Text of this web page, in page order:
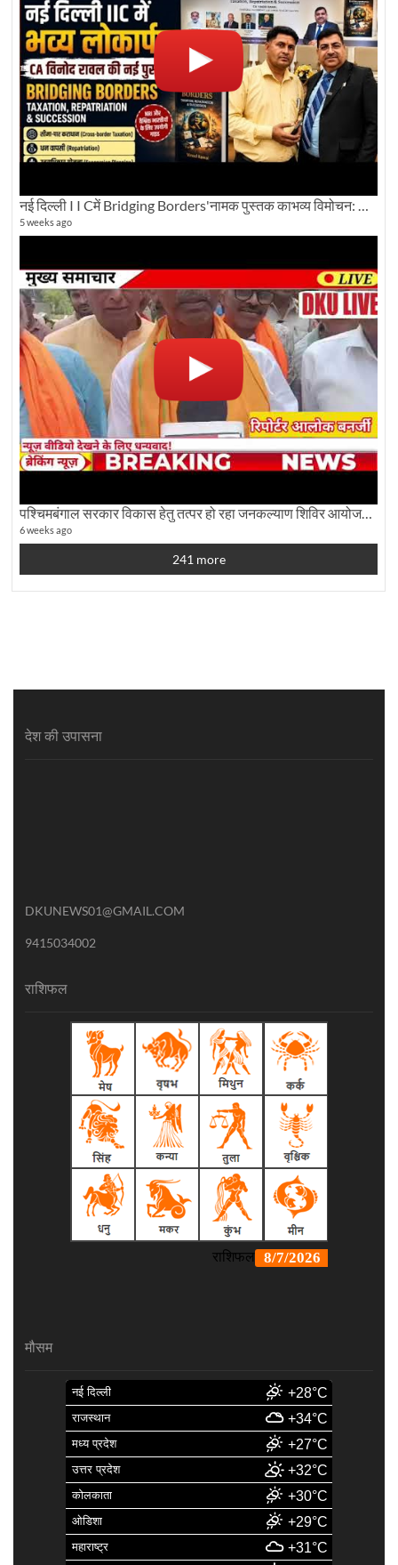
5 weeks ago
पश्चिमबंगाल सरकार विकास हेतु तत्पर हो रहा जनकल्याण शिविर आयोजन:कृषि मंत्री दूध कुमार मंडल से बातचीत
6 weeks ago
241 more
देश की उपासना
DKUNEWS01@GMAIL.COM
9415034002
राशिफल
मौसम
नई दिल्ली +28°C
राजस्थान +34°C
मध्य प्रदेश +27°C
उत्तर प्रदेश +32°C
कोलकाता +30°C
ओडिशा +29°C
महाराष्ट्र +31°C